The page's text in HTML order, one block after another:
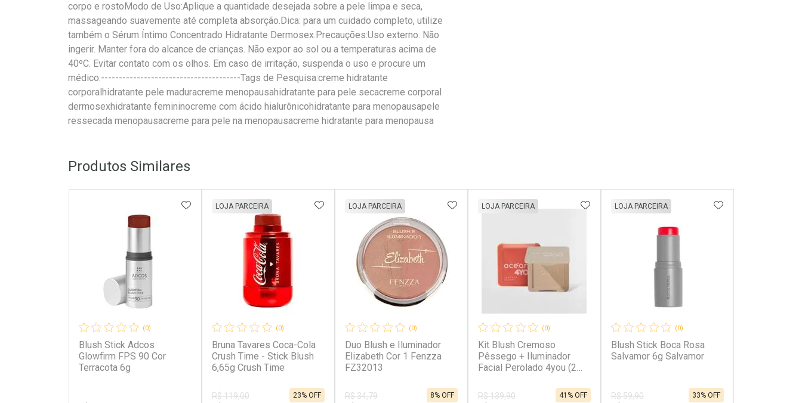
corpo e rostoModo de Uso:Aplique a quantidade desejada sobre a pele limpa e seca,
massageando suavemente até completa absorção.Dica: para um cuidado completo, utilize
também o Sérum Íntimo Concentrado Hidratante Dermosex.Precauções:Uso externo. Não
ingerir. Manter fora do alcance de crianças. Não expor ao sol ou a temperaturas acima de
40ºC. Evitar contato com os olhos. Em caso de irritação, suspenda o uso e procure um
médico.---------------------------------------Tags de Pesquisa:creme hidratante
corporalhidratante pele maduracreme menopausahidratante para pele secacreme corporal
dermosexhidratante femininocreme com ácido hialurônicohidratante para menopausapele
ressecada menopausacreme para pele na menopausacreme hidratante para menopausa
Produtos Similares
(0)
Blush Stick Adcos
Glowfirm FPS 90 Cor
Terracota 6g
ADICIONAR AOS FAVORITOS
(0)
Bruna Tavares Coca-Cola
Crush Time - Stick Blush
6,65g Crush Time
LOJA PARCEIRA
R$ 119,00
23% OFF
ADICIONAR AOS FAVORITOS
(0)
Duo Blush e Iluminador
Elizabeth Cor 1 Fenzza
FZ32013
LOJA PARCEIRA
R$ 34,79
8% OFF
ADICIONAR AOS FAVORITOS
(0)
Kit Blush Cremoso
Pêssego + Iluminador
Facial Perolado 4you (2
LOJA PARCEIRA
R$ 139,90
41% OFF
ADICIONAR AOS FAVORITOS
(0)
Blush Stick Boca Rosa
Salvamor 6g Salvamor
LOJA PARCEIRA
R$ 59,90
33% OFF
ADICIONAR AOS